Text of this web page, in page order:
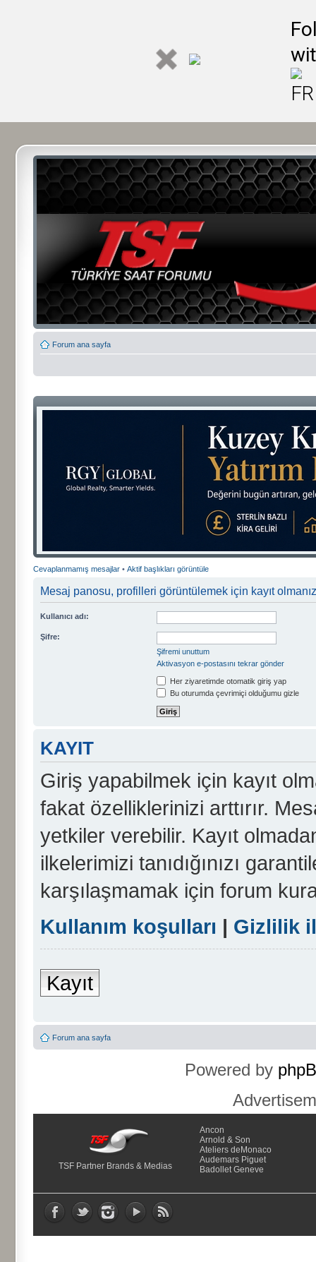
Forum ana sayfa
Cevaplanmamış mesajlar • Aktif başlıkları görüntüle
Mesaj panosu, profilleri görüntülemek için kayıt
Kullanıcı adı:
Şifre:
Şifremi unuttum
Aktivasyon e-postasını tekrar gönder
Her ziyaretimde otomatik giriş yap
Bu oturumda çevrimiçi olduğumu gizle
KAYIT
Giriş yapabilmek için kayıt
fakat özelliklerinizi arttırır.
yetkiler verebilir. Kayıt
ilkelerimizi tanıdığınızı
karşılaşmamak için forum
Kullanım koşulları | Gizlilik
Kayıt
Forum ana sayfa
Powered by
TSF Partner Brands & Medias
Ancon
Arnold & Son
Ateliers deMonaco
Audemars Piguet
Badollet Geneve